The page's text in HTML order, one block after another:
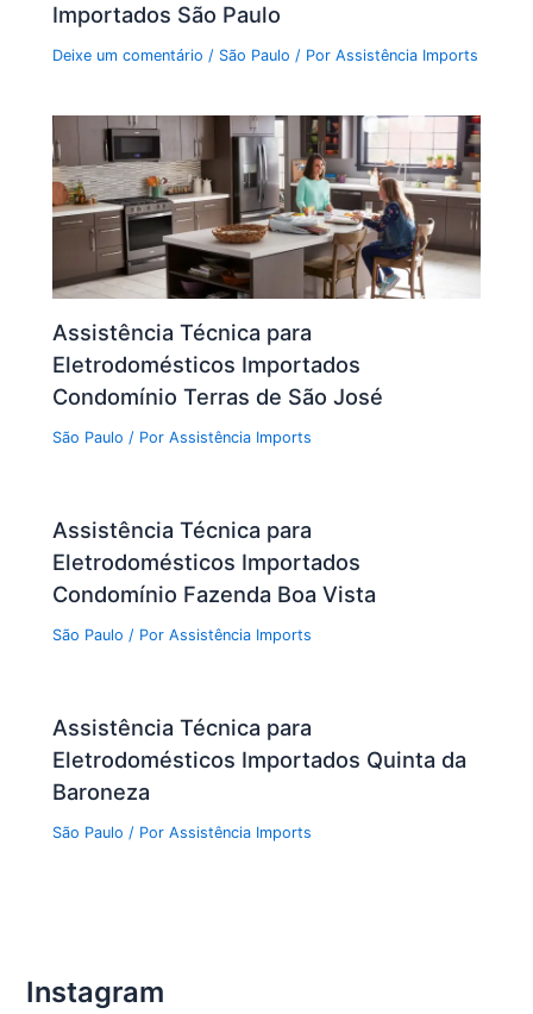
Importados São Paulo
Deixe um comentário / São Paulo / PorAssistência Imports
Assistência Técnica para
Eletrodomésticos Importados
Condomínio Terras de São José
São Paulo / PorAssistência Imports
Assistência Técnica para
Eletrodomésticos Importados
Condomínio Fazenda Boa Vista
São Paulo / PorAssistência Imports
Assistência Técnica para
Eletrodomésticos Importados Quinta da
Baroneza
São Paulo / PorAssistência Imports
Instagram